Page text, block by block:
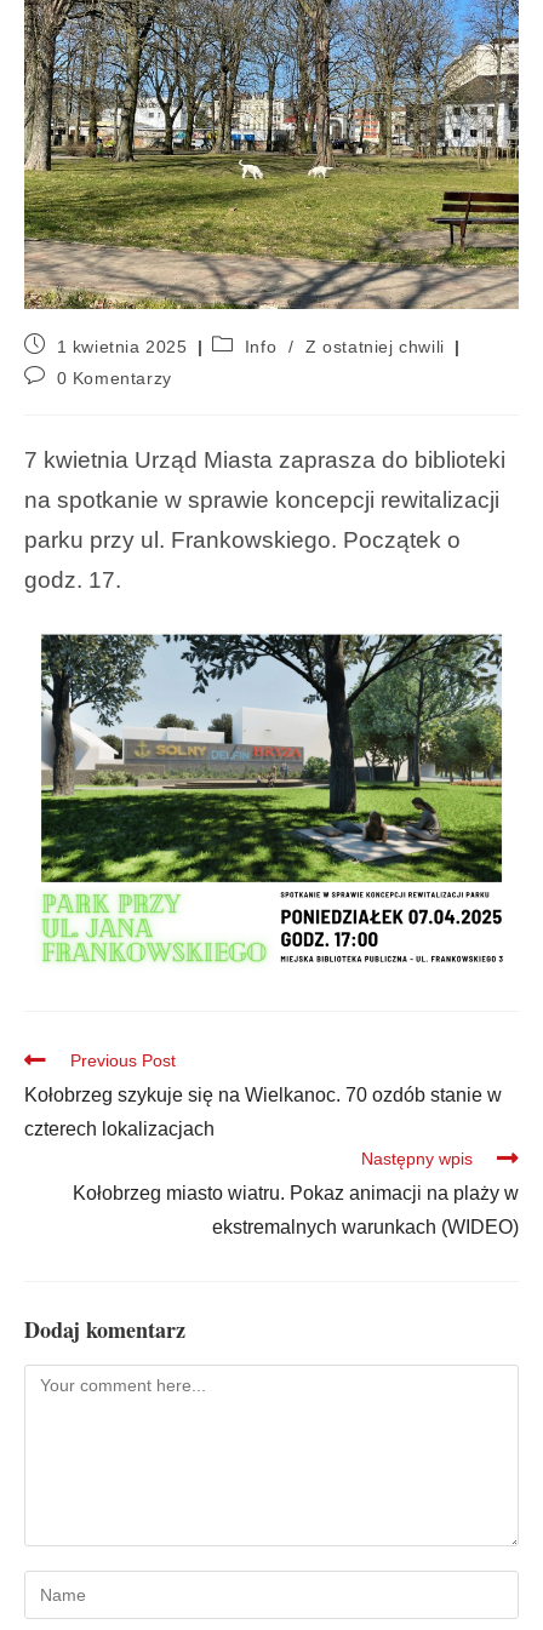
1 kwietnia 2025 Info /
Z ostatniej chwili
0 Komentarzy
7 kwietnia Urząd Miasta zaprasza do biblioteki
na spotkanie w sprawie koncepcji rewitalizacji
parku przy ul. Frankowskiego. Początek o
godz. 17.
Previous Post
Kołobrzeg szykuje się na Wielkanoc. 70 ozdób stanie w
czterech lokalizacjach
Następny wpis
Kołobrzeg miasto wiatru. Pokaz animacji na plaży w
ekstremalnych warunkach (WIDEO)
Dodaj komentarz